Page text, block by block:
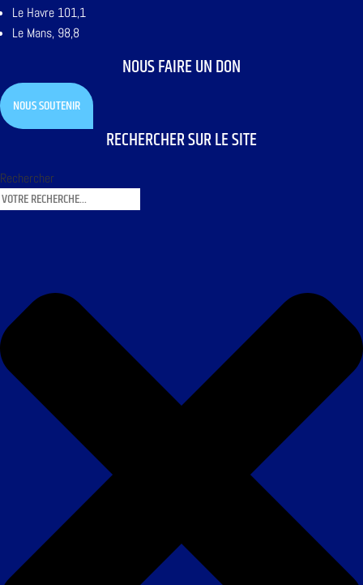
Le Havre 101,1
Le Mans, 98,8
NOUS FAIRE UN DON
NOUS SOUTENIR
RECHERCHER SUR LE SITE
Rechercher